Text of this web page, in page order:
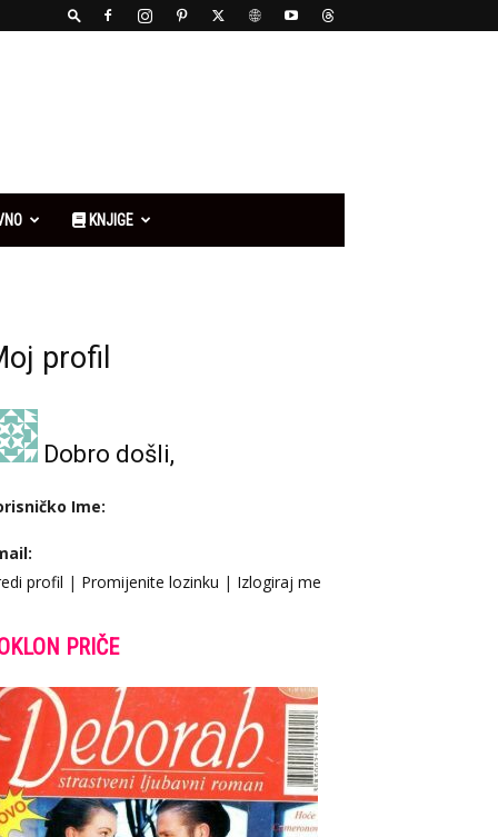
KNJIGE
profil
Dobro došli,
Ime:
profil | Promijenite lozinku | Izlogiraj me
PRIČE